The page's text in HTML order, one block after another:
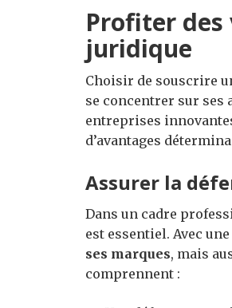
Profiter
juridique
Choisir de souscrire
se concentrer sur ses
entreprises
d’avantages
Assurer la
Dans un cadre
est essentiel. Avec
ses marques, mais
comprennent :